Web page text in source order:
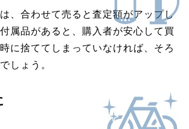
、合わせて売ると査定額がアップし
属品があると、購入者が安心して買
に捨ててしまっていなければ、そろ
しょう。